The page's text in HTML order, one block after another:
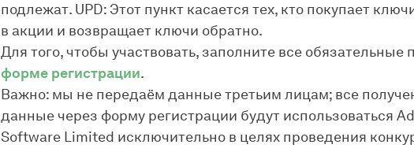
подлежат. UPD: Этот пункт касается тех, кто покупает
в акции и возвращает ключи обратно.
Для того, чтобы участвовать, заполните все обязательные
форме регистрации.
Важно: мы не передаём данные третьим лицам; все
данные через форму регистрации будут использоваться
Software Limited исключительно в целях проведения